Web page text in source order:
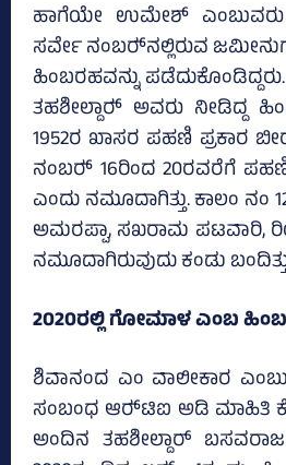
ಹಾಗೆಯೇ ಉಮೇಶ್‌ ಎಂಬುವರು
ಸರ್ವೇ ನಂಬರ್‍‌ನಲ್ಲಿರುವ
ಹಿಂಬರಹವನ್ನು
ತಹಶೀಲ್ದಾರ್‍‌ ಅವರು ನೀಡಿದ್ದ
1952ರ ಖಾಸರ ಪಹಣಿ ಪ್ರಕಾರ
ನಂಬರ್‍‌ 16ರಿಂದ 20ರವರೆಗೆ ಪಹಣಿ
ಎಂದು ನಮೂದಾಗಿತ್ತು. ಕಾಲಂ ನಂ
ಅಮರಪ್ಪಾ, ಸಖರಾಮ ಪಟವಾರಿ,
ನಮೂದಾಗಿರುವುದು ಕಂಡು
2020ರಲ್ಲಿ ಗೋಮಾಳ ಎಂಬ
ಶಿವಾನಂದ ಎಂ ವಾಲೀಕಾರ
ಸಂಬಂಧ ಆರ್‍‌ಟಿಐ ಅಡಿ ಮಾಹಿತಿ
ಅಂದಿನ ತಹಶೀಲ್ದಾರ್